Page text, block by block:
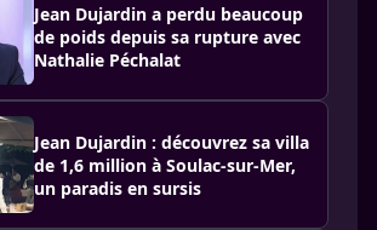
Jean Dujardin a perdu beaucoup
de poids depuis sa rupture avec
Nathalie Péchalat
Jean Dujardin : découvrez sa villa
de 1,6 million à Soulac-sur-Mer,
un paradis en sursis